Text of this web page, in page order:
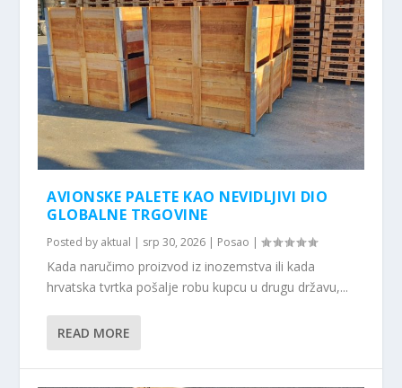
AVIONSKE PALETE KAO NEVIDLJIVI DIO
GLOBALNE TRGOVINE
Posted by aktual | srp 30, 2026 | Posao |
Kada naručimo proizvod iz inozemstva ili kada
hrvatska tvrtka pošalje robu kupcu u drugu državu,...
READ MORE